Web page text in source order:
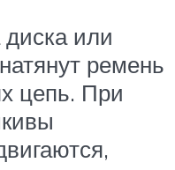
или
ремень
цепь. При